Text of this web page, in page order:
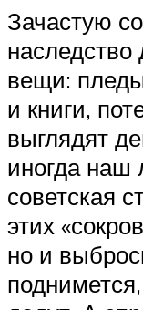
Зачастую
наследство
вещи:
и книги,
выглядят
иногда наш
советская
этих
но и